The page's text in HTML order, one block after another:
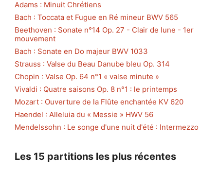
Adams : Minuit Chrétiens
Bach : Toccata et Fugue en Ré mineur BWV 565
Beethoven : Sonate n°14 Op. 27 - Clair de lune - 1er
mouvement
Bach : Sonate en Do majeur BWV 1033
Strauss : Valse du Beau Danube bleu Op. 314
Chopin : Valse Op. 64 n°1 « valse minute »
Vivaldi : Quatre saisons Op. 8 n°1 : le printemps
Mozart : Ouverture de la Flûte enchantée KV 620
Haendel : Alleluia du « Messie » HWV 56
Mendelssohn : Le songe d'une nuit d'été : Intermezzo
Les 15 partitions les plus récentes